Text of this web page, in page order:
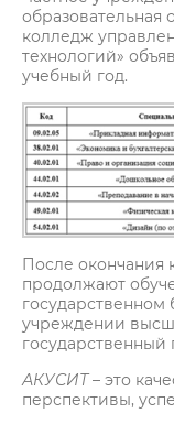
образовательная
колледж
технологий»
учебный год.
После окончания
продолжают
учреждении
государственный
АКУСИТ– это
перспективы,